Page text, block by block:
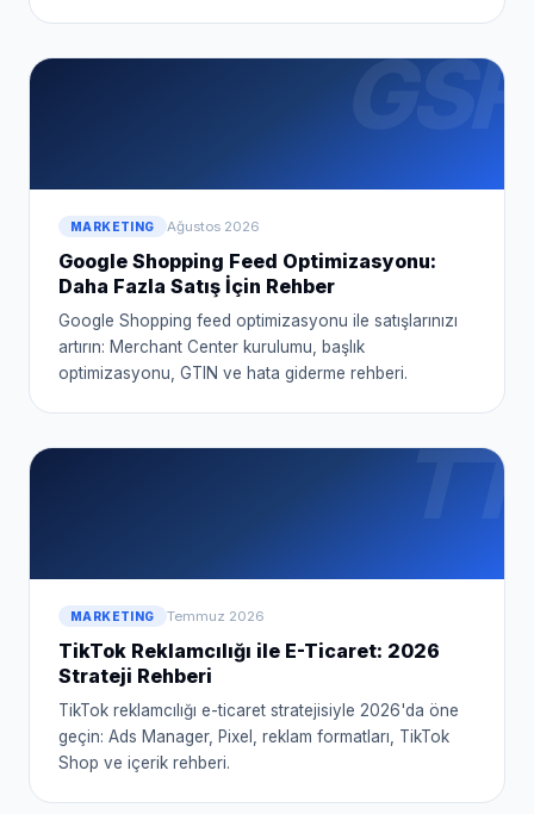
GSF
MARKETING Ağustos 2026
Google Shopping Feed Optimizasyonu:
Daha Fazla Satış İçin Rehber
Google Shopping feed optimizasyonu ile satışlarınızı
artırın: Merchant Center kurulumu, başlık
optimizasyonu, GTIN ve hata giderme rehberi.
TT
MARKETING Temmuz 2026
TikTok Reklamcılığı ile E-Ticaret: 2026
Strateji Rehberi
TikTok reklamcılığı e-ticaret stratejisiyle 2026'da öne
geçin: Ads Manager, Pixel, reklam formatları, TikTok
Shop ve içerik rehberi.